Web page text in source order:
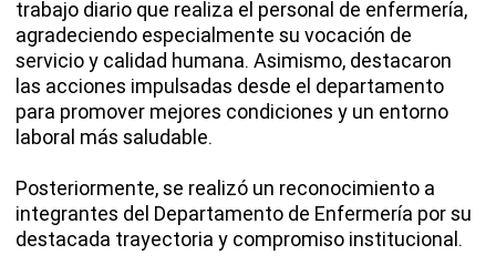
trabajo diario que realiza el personal de enfermería,
agradeciendo especialmente su vocación de
servicio y calidad humana. Asimismo, destacaron
las acciones impulsadas desde el departamento
para promover mejores condiciones y un entorno
laboral más saludable.
Posteriormente, se realizó un reconocimiento a
integrantes del Departamento de Enfermería por su
destacada trayectoria y compromiso institucional.